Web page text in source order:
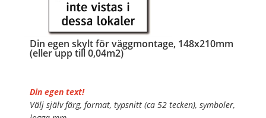
Din egen skylt för väggmontage, 148x210mm
(eller upp till 0,04m2)
Din egen text!
Välj själv färg, format, typsnitt (ca 52 tecken), symboler,